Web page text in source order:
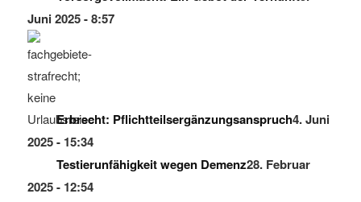
Juni 2025 - 8:57
Erbrecht: Pflichtteilsergänzungsanspruch4. Juni
2025 - 15:34
Testierunfähigkeit wegen Demenz28. Februar
2025 - 12:54